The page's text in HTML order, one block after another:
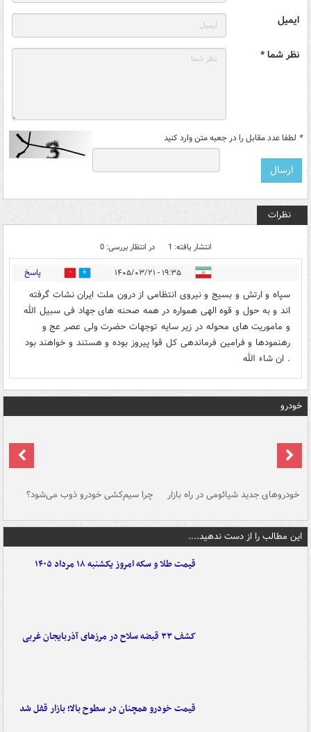
ایمیل
نظر شما *
* لطفا عدد مقابل را در جعبه متن وارد کنید
نظرات
انتشار یافته: 1 در انتظار بررسی: 0
۱۹:۳۵ - ۱۴۰۵/۰۳/۲۱ 5 پاسخ
سپاه و ارتش و بسیج و نیروی انتظامی از درون ملت ایران نشات گرفته
اند و به حول و قوه الهی همواره در همه صحنه های جهاد فی سبیل الله
و ماموریت های محوله در زیر سایه توجهات حضرت ولی عصر عج و
رهنمودها و فرامین فرماندهی کل قوا پیروز بوده و هستند و خواهند بود
. ان شاء الله
خودرو
خودروهای جدید شیائومی در راه بازار چرا سیم‌کشی خودرو ذوب می‌شود؟
این مطالب را از دست ندهید....
قیمت طلا و سکه امروز یکشنبه ۱۸ مرداد ۱۴۰۵
کشف ۳۳ قبضه سلاح در مرزهای آذربایجان غربی
قیمت خودرو همچنان در سطوح بالا؛ بازار قفل شد